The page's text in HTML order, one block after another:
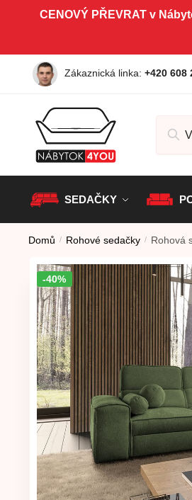
Skip to navigation
Skip to contentCENOVÝ PŘEVRAT v
Zákaznická linka: +420 608
SEDAČKY
Domů / Rohové sedačky / Rohová
-40%